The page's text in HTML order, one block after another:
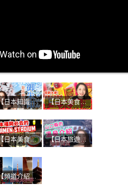
【日本知識】參拜神社與寺廟必備！受到日本人喜愛的紀念品！！ 【日本美食】不吃絕對後悔！日本販賣機&便利商店的獨特熱食！
【日本美食】當地人大推的博多拉麵！濃厚豚骨湯頭+手工麵的無敵組合 【日本旅遊】山口縣第二彈-超讚溫泉之旅！
【頻道介紹】初次見面！日本大小事YouTube頻道開始了